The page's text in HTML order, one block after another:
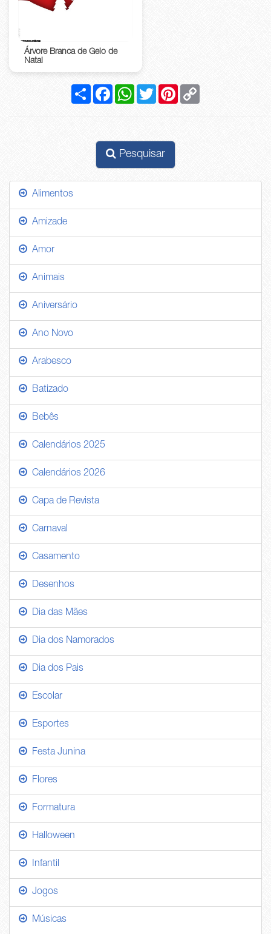
Árvore Branca de Gelo de
Natal
CompartilharFacebookWhatsApp
Twitter Pinterest
Pesquisar
Alimentos
Amizade
Amor
Animais
Aniversário
Ano Novo
Arabesco
Batizado
Bebês
Calendários 2025
Calendários 2026
Capa de Revista
Carnaval
Casamento
Desenhos
Dia das Mães
Dia dos Namorados
Dia dos Pais
Escolar
Esportes
Festa Junina
Flores
Formatura
Halloween
Infantil
Jogos
Músicas